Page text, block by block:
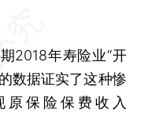
年寿险业“开
数据证实了这种惨
原保险保费收入